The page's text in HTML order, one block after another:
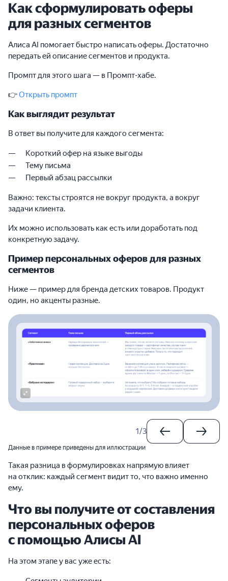
Как сформулировать оферы
для разных сегментов
Алиса AI помогает быстро написать оферы. Достаточно
передать ей описание сегментов и продукта.
Промпт для этого шага — в Промпт-хабе.
👉Открыть промпт
Как выглядит результат
В ответ вы получите для каждого сегмента:
Короткий офер на языке выгоды
Тему письма
Первый абзац рассылки
Важно: тексты строятся не вокруг продукта, а вокруг
задачи клиента.
Их можно использовать как есть или доработать под
конкретную задачу.
Пример персональных оферов для разных
сегментов
Ниже — пример для бренда детских товаров. Продукт
один, но акценты разные.
1/3
Данные в примере приведены для иллюстрации
Такая разница в формулировках напрямую влияет
на отклик: каждый сегмент видит то, что важно именно
ему.
Что вы получите от составления
персональных оферов
с помощью Алисы AI
На этом этапе у вас уже есть: